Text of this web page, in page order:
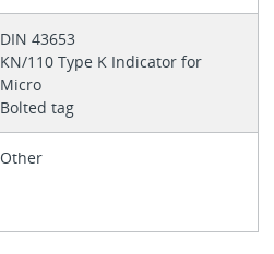
DIN 43653
KN/110 Type K Indicator for
Micro
Bolted tag
Other